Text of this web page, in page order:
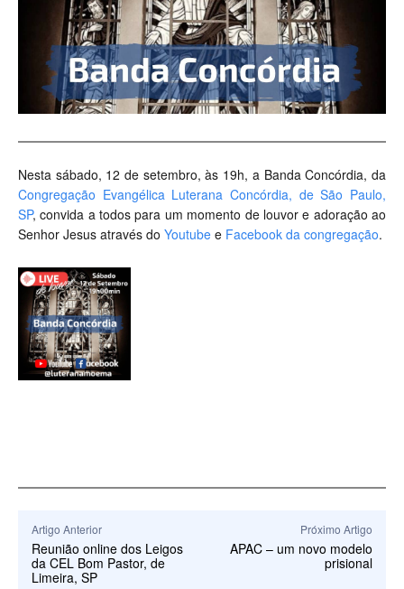
Nesta sábado, 12 de setembro, às 19h, a Banda Concórdia, da
Congregação Evangélica Luterana Concórdia, de São Paulo,
SP, convida a todos para um momento de louvor e adoração ao
Senhor Jesus através do Youtube e Facebook da congregação.
Artigo Anterior
Reunião online dos Leigos
da CEL Bom Pastor, de
Limeira, SP
Próximo Artigo
APAC – um novo modelo
prisional